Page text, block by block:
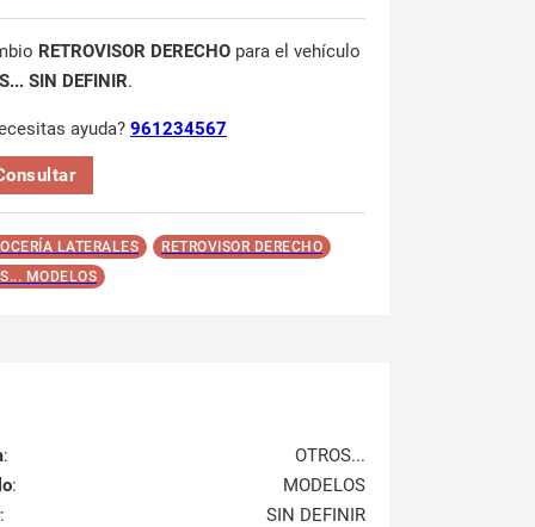
RETROVISOR DERECHO para el vehículo
SIN DEFINIR.
ayuda? 961234567
LATERALES
RETROVISOR DERECHO
MODELOS
:
OTROS...
:
MODELOS
:
SIN DEFINIR